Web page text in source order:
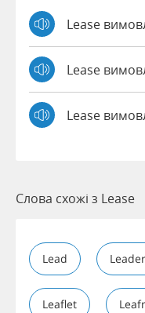
Lease
Lease
Lease
Слова схожі з Lease
Lead
Leaflet